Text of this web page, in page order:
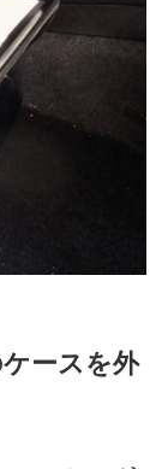
ースを外